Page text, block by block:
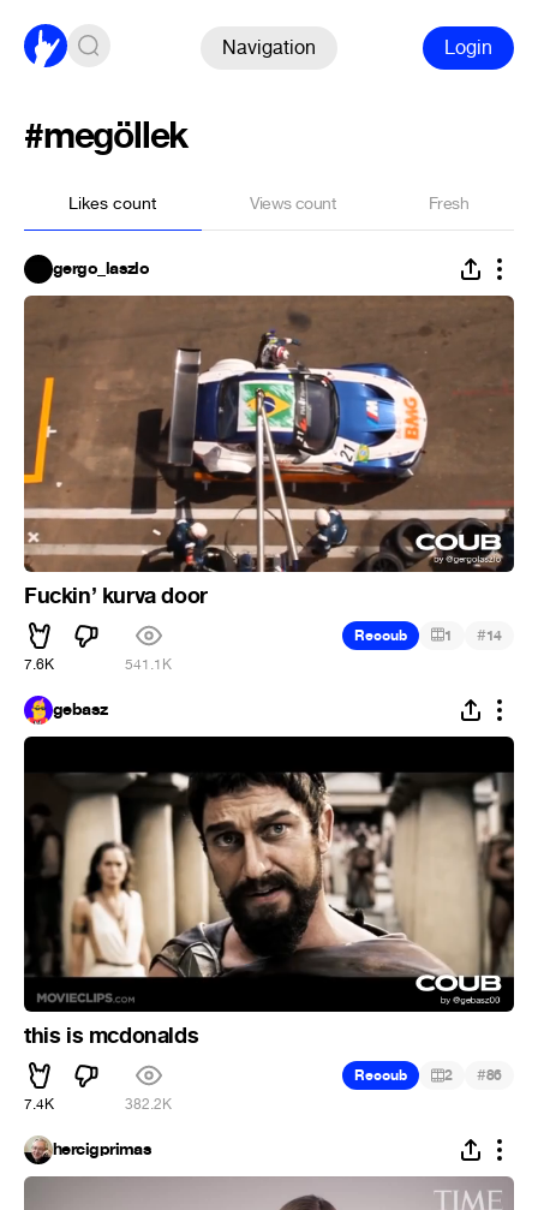
Navigation Login
#megöllek
Likes count Views count Fresh
gergo_laszlo
Fuckin’ kurva door
7.6K 541.1K
Recoub 1 #14
gebasz
this is mcdonalds
7.4K 382.2K
Recoub 2 #86
hercigprimas